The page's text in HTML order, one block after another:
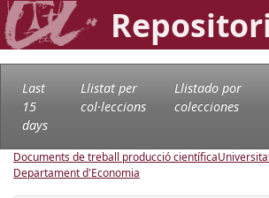
Last
15
days
Llistat per
col·leccions
Llistado por
colecciones
Documents de treball producció científica
Departament d'Economia